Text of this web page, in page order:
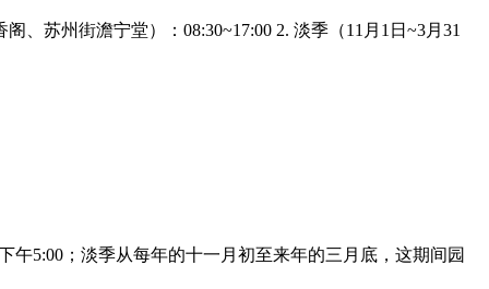
、苏州街澹宁堂）：08:30~17:00 2. 淡季（11月1日~3月31
5:00；淡季从每年的十一月初至来年的三月底，这期间园